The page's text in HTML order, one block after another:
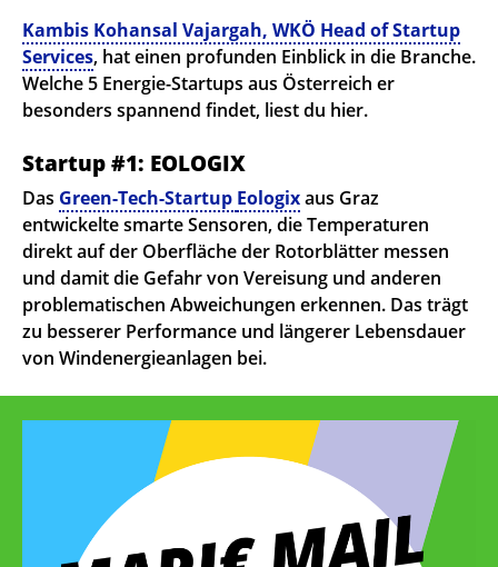
Kambis Kohansal Vajargah, WKÖ Head of Startup
Services, hat einen profunden Einblick in die Branche.
Welche 5 Energie-Startups aus Österreich er
besonders spannend findet, liest du hier.
Startup #1: EOLOGIX
Das Green-Tech-Startup Eologixaus Graz
entwickelte smarte Sensoren, die Temperaturen
direkt auf der Oberfläche der Rotorblätter messen
und damit die Gefahr von Vereisung und anderen
problematischen Abweichungen erkennen. Das trägt
zu besserer Performance und längerer Lebensdauer
von Windenergieanlagen bei.